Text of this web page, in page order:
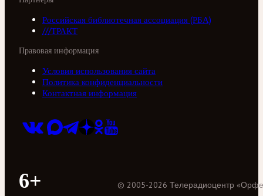
Российская библиотечная ассоциация (РБА)
///ТРАКТ
Правовая информация
Условия использования сайта
Политика конфиденциальности
Контактная информация
6+ © 2005-2026 Телерадиоцентр